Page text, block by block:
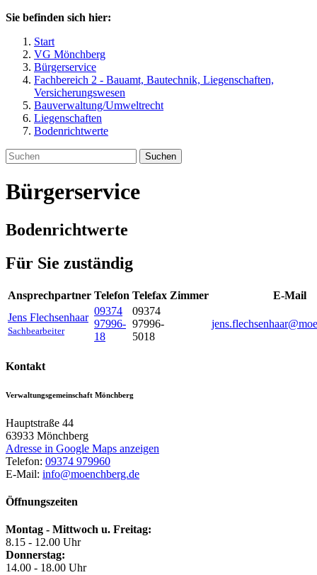
Sie befinden sich hier:
Start
VG Mönchberg
Bürgerservice
Fachbereich 2 - Bauamt, Bautechnik, Liegenschaften,
Versicherungswesen
Bauverwaltung/Umweltrecht
Liegenschaften
Bodenrichtwerte
Suchen
Bürgerservice
Bodenrichtwerte
Für Sie zuständig
Ansprechpartner Telefon Telefax Zimmer
E-Mail
Jens Flechsenhaar
Sachbearbeiter
09374
97996-
18
09374
97996-
5018
Kontakt
Verwaltungsgemeinschaft Mönchberg
Hauptstraße 44
63933 Mönchberg
Adresse in Google Maps anzeigen
Telefon: 09374 979960
E-Mail: info@moenchberg.de
Öffnungszeiten
Montag - Mittwoch u. Freitag:
8.15 - 12.00 Uhr
Donnerstag:
14.00 - 18.00 Uhr